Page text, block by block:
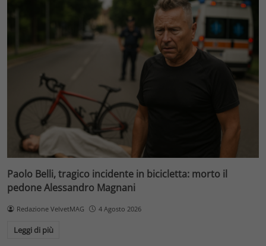
Paolo Belli, tragico incidente in bicicletta: morto il
pedone Alessandro Magnani
Redazione VelvetMAG 4 Agosto 2026
Leggi di più